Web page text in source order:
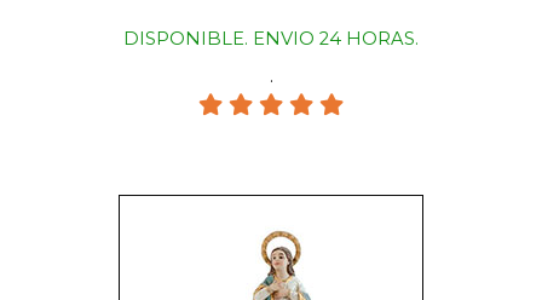
DISPONIBLE. ENVIO 24 HORAS.
.